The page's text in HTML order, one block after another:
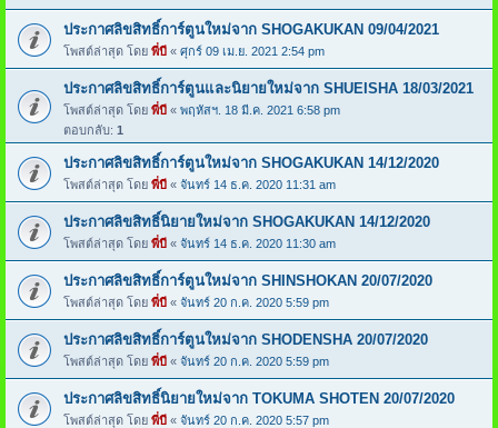
ประกาศลิขสิทธิ์การ์ตูนใหม่จาก SHOGAKUKAN 09/04/2021
โพสต์ล่าสุด โดย พี่บี « ศุกร์ 09 เม.ย. 2021 2:54 pm
ประกาศลิขสิทธิ์การ์ตูนและนิยายใหม่จาก SHUEISHA 18/03/2021
โพสต์ล่าสุด โดย พี่บี « พฤหัสฯ. 18 มี.ค. 2021 6:58 pm
ตอบกลับ: 1
ประกาศลิขสิทธิ์การ์ตูนใหม่จาก SHOGAKUKAN 14/12/2020
โพสต์ล่าสุด โดย พี่บี « จันทร์ 14 ธ.ค. 2020 11:31 am
ประกาศลิขสิทธิ์นิยายใหม่จาก SHOGAKUKAN 14/12/2020
โพสต์ล่าสุด โดย พี่บี « จันทร์ 14 ธ.ค. 2020 11:30 am
ประกาศลิขสิทธิ์การ์ตูนใหม่จาก SHINSHOKAN 20/07/2020
โพสต์ล่าสุด โดย พี่บี « จันทร์ 20 ก.ค. 2020 5:59 pm
ประกาศลิขสิทธิ์การ์ตูนใหม่จาก SHODENSHA 20/07/2020
โพสต์ล่าสุด โดย พี่บี « จันทร์ 20 ก.ค. 2020 5:59 pm
ประกาศลิขสิทธิ์นิยายใหม่จาก TOKUMA SHOTEN 20/07/2020
โพสต์ล่าสุด โดย พี่บี « จันทร์ 20 ก.ค. 2020 5:57 pm